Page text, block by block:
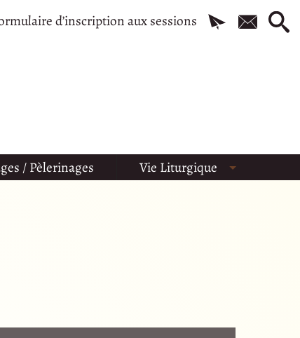
d’inscription aux sessions
/ Pèlerinages Vie Liturgique